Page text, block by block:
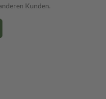
Kunden.